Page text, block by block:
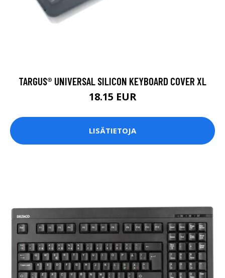
TARGUS® UNIVERSAL SILICON KEYBOARD COVER XL
18.15 EUR
LISÄTIETOJA